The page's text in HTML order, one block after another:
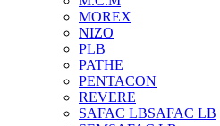
MOREX
NIZO
PLB
PATHE
PENTACON
REVERE
SAFAC LBSAFAC LB